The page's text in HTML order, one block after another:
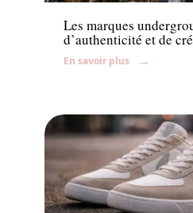
Les marques
d’authenticité et de
En savoir plus
Accessoires